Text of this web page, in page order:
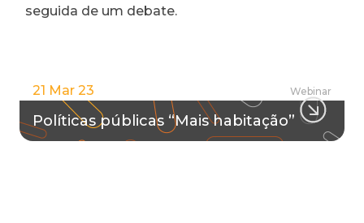
seguida de um debate.
21 Mar 23 Webinar
Políticas públicas “Mais habitação”